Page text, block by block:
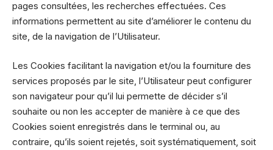
pages consultées, les recherches effectuées. Ces
informations permettent au site d’améliorer le contenu du
site, de la navigation de l’Utilisateur.
Les Cookies facilitant la navigation et/ou la fourniture des
services proposés par le site, l’Utilisateur peut configurer
son navigateur pour qu’il lui permette de décider s’il
souhaite ou non les accepter de manière à ce que des
Cookies soient enregistrés dans le terminal ou, au
contraire, qu’ils soient rejetés, soit systématiquement, soit